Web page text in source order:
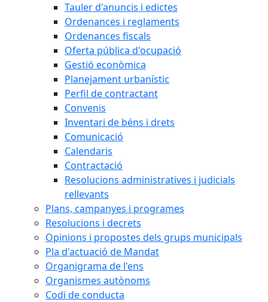
Tauler d'anuncis i edictes
Ordenances i reglaments
Ordenances fiscals
Oferta pública d'ocupació
Gestió econòmica
Planejament urbanístic
Perfil de contractant
Convenis
Inventari de béns i drets
Comunicació
Calendaris
Contractació
Resolucions administratives i judicials
rellevants
Plans, campanyes i programes
Resolucions i decrets
Opinions i propostes dels grups municipals
Pla d'actuació de Mandat
Organigrama de l'ens
Organismes autònoms
Codi de conducta